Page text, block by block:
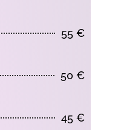
55 €
50 €
45 €